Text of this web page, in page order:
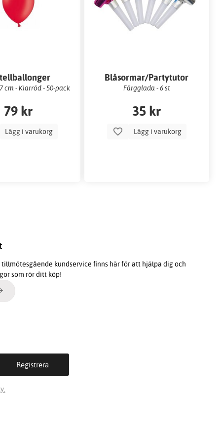
cm - Klarröd - 50-pack
79 kr
Lägg i varukorg
Blåsormar/Partytutor
Färgglada - 6 st
35 kr
Lägg i varukorg
tillmötesgående kundservice finns här för att hjälpa dig och
som rör ditt köp!